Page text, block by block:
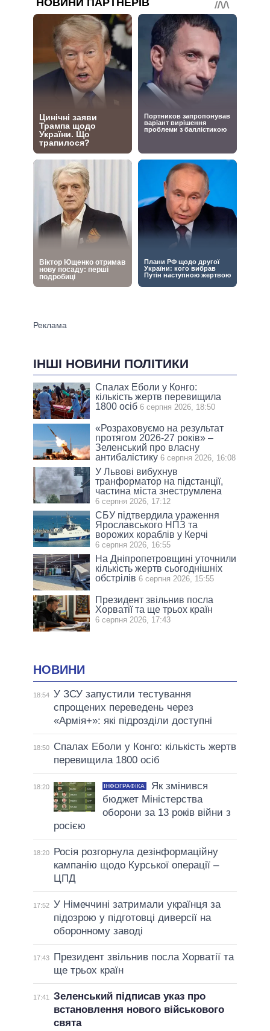
ІНШІ НОВИНИ ПОЛІТИКИ
Спалах Еболи у Конго:
кількість жертв перевищила
1800 осіб 6 серпня 2026, 18:50
«Розраховуємо на результат
протягом 2026-27 років» –
Зеленський про власну
антибалістику 6 серпня 2026, 16:08
У Львові вибухнув
транформатор на підстанції,
частина міста знеструмлена
6 серпня 2026, 17:12
СБУ підтвердила ураження
Ярославського НПЗ та
ворожих кораблів у Керчі
6 серпня 2026, 16:55
На Дніпропетровщині уточнили
кількість жертв сьогоднішніх
обстрілів 6 серпня 2026, 15:55
Президент звільнив посла
Хорватії та ще трьох країн
6 серпня 2026, 17:43
НОВИНИ
18:54 У ЗСУ запустили тестування
спрощених переведень через
«Армія+»: які підрозділи доступні
18:50
Спалах Еболи у Конго: кількість жертв
перевищила 1800 осіб
18:20 ІНФОГРАФІКА
Як змінився
бюджет Міністерства
оборони за 13 років війни з
росією
18:20
Росія розгорнула дезінформаційну
кампанію щодо Курської операції –
ЦПД
17:52 У Німеччині затримали українця за
підозрою у підготовці диверсії на
оборонному заводі
17:43
Президент звільнив посла Хорватії та
ще трьох країн
17:41
Зеленський підписав указ про
встановлення нового військового
свята